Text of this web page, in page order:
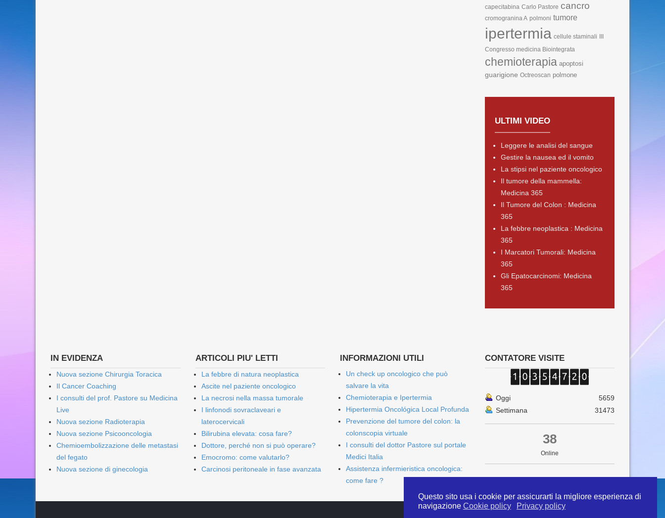
Questo sito usa i cookie per assicurarti la migliore esperienza di
navigazione Cookie policy Privacy policy
capecitabina Carlo Pastore cancro
cromogranina A polmoni tumore
ipertermia cellule staminali
Congresso medicina Biointegrata
chemioterapia apoptosi
guarigione Octreoscan polmone
ULTIMI VIDEO
Leggere le analisi del sangue
Gestire la nausea ed il vomito
La stipsi nel paziente oncologico
Il tumore della mammella:
Medicina 365
Il Tumore del Colon : Medicina
365
La febbre neoplastica : Medicina
365
I Marcatori Tumorali: Medicina
365
Gli Epatocarcinomi: Medicina
365
IN EVIDENZA
Nuova sezione Chirurgia Toracica
Il Cancer Coaching
I consulti del prof. Pastore su Medicina
Live
Nuova sezione Radioterapia
Nuova sezione Psicooncologia
Chemioembolizzazione delle metastasi
del fegato
Nuova sezione di ginecologia
ARTICOLI PIU' LETTI
La febbre di natura neoplastica
Ascite nel paziente oncologico
La necrosi nella massa tumorale
I linfonodi sovraclaveari e
laterocervicali
Bilirubina elevata: cosa fare?
Dottore, perché non si può operare?
Emocromo: come valutarlo?
Carcinosi peritoneale in fase avanzata
INFORMAZIONI UTILI
Un check up oncologico che può
salvare la vita
Chemioterapia e Ipertermia
Hipertermia Oncológica Local Profunda
Prevenzione del tumore del colon: la
colonscopia virtuale
I consulti del dottor Pastore sul portale
Medici Italia
Assistenza infermieristica oncologica:
come fare ?
CONTATORE VISITE
Oggi
5659
Settimana
31473
38
Online